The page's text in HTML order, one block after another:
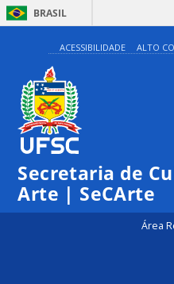
BRASIL
ACESSIBILIDADE ALTO
Secretaria de
Arte | SeCArte
Área
0:00
1:00